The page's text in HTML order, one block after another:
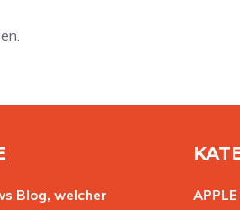
Blog, welcher
APPLE